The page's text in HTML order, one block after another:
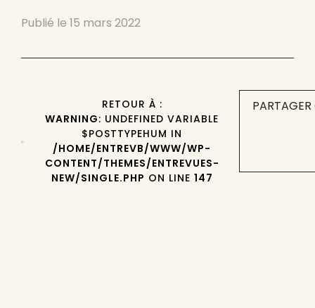
Publié le 15 mars 2022
RETOUR À :
WARNING: UNDEFINED VARIABLE
$POSTTYPEHUM IN
/HOME/ENTREVB/WWW/WP-
CONTENT/THEMES/ENTREVUES-
NEW/SINGLE.PHP ON LINE 147